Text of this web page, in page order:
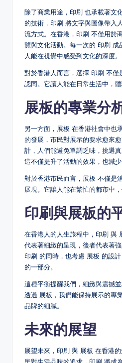
除了商業用途，印刷 也承載著文
的技術，印刷 將文字與圖像帶入
流方式。在香港，印刷 不僅用於
覽與文化活動。每一次的 印刷 成
人能在視覺中感受到文化的深度。
對於香港人而言，選擇 印刷 不僅
認同。它讓人能在日常生活中，體
展板的專業分
另一方面，展板 在香港社會中也
的發展，市民對展示的要求愈來
計，人們能避免單調乏味，挑選
這不僅提升了活動的效果，也減少
對於香港市民而言，展板 不僅是
展現。它讓人能在繁忙的都市中
印刷與展板的
在香港人的人生旅程中，印刷 與
代表著細緻的呈現，後者代表著
印刷 的同時，也考慮 展板 的設
的一部分。
這種平衡提醒我們，細緻與震撼
透過 展板，我們能保持展示的專
品牌的細膩。
未來的展望
展望未來，印刷 與 展板 在香港